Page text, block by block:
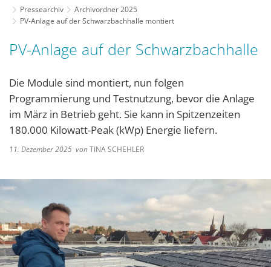
Pressearchiv
Archivordner 2025
PV-Anlage auf der Schwarzbachhalle montiert
PV-Anlage auf der Schwarzbachhalle
Die Module sind montiert, nun folgen
Programmierung und Testnutzung, bevor die Anlage
im März in Betrieb geht. Sie kann in Spitzenzeiten
180.000 Kilowatt-Peak (kWp) Energie liefern.
11. Dezember 2025 vonTINA SCHEHLER